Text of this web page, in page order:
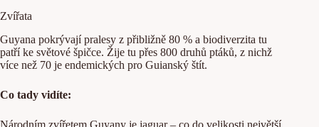
Zvířata
Guyana pokrývají pralesy z přibližně 80 % a biodiverzita tu
patří ke světové špičce. Žije tu přes 800 druhů ptáků, z nichž
více než 70 je endemických pro Guianský štít.
Co tady vidíte:
Národním zvířetem Guyany je jaguar – co do velikosti největší